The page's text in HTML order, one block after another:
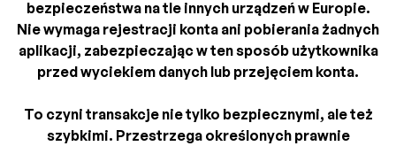
bezpieczeństwa na tle innych urządzeń w Europie.
Nie wymaga rejestracji konta ani pobierania żadnych
aplikacji, zabezpieczając w ten sposób użytkownika
przed wyciekiem danych lub przejęciem konta.
To czyni transakcje nie tylko bezpiecznymi, ale też
szybkimi. Przestrzega określonych prawnie